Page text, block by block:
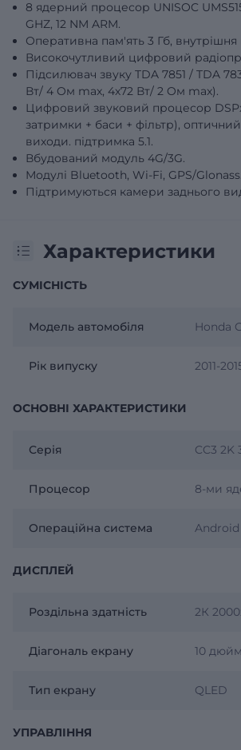
8 ядерний процесор UNISOC
GHZ, 12 NM ARM.
Оперативна пам'ять 3 Гб, внутрішня
Високочутливий цифровий
Підсилювач звуку TDA 7851 / TDA
Вт/ 4 Oм max, 4х72 Вт/ 2 Oм max).
Цифровий звуковий процесор
затримки + баси + фільтр),
виходи. підтримка 5.1.
Вбудований модуль 4G/3G.
Модулі Bluetooth, Wi-Fi, GPS/Glonass.
Підтримуються камери заднього
Характеристики
СУМІСНІСТЬ
Модель автомобіля Honda
Рік випуску 2011-
ОСНОВНІ ХАРАКТЕРИСТИКИ
Серія CC3 2K
Процесор 8-ми
Операційна система Android
ДИСПЛЕЙ
Роздільна здатність 2К
Діагональ екрану 10
Тип екрану QLED
УПРАВЛІННЯ